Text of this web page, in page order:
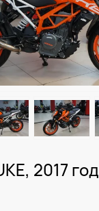
2017 год